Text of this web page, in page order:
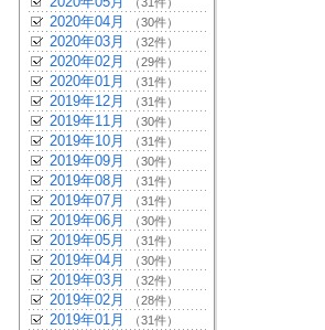
2020年04月 （30件）
2020年03月 （32件）
2020年02月 （29件）
2020年01月 （31件）
2019年12月 （31件）
2019年11月 （30件）
2019年10月 （31件）
2019年09月 （30件）
2019年08月 （31件）
2019年07月 （31件）
2019年06月 （30件）
2019年05月 （31件）
2019年04月 （30件）
2019年03月 （32件）
2019年02月 （28件）
2019年01月 （31件）